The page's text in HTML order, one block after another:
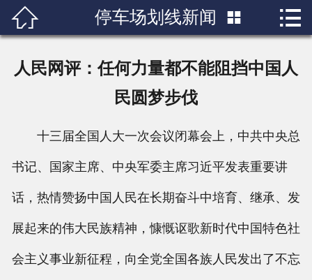
 首页
成功案例
行业知识
人才招聘
 停车场划线新闻  
人民网评：任何力量都不能阻挡中国人
民圆梦步伐
十三届全国人大一次会议闭幕会上，中共中央总
书记、国家主席、中央军委主席习近平发表重要讲
话，热情赞扬中国人民在长期奋斗中培育、继承、发
展起来的伟大民族精神，慷慨讴歌新时代中国特色社
会主义事业新征程，向全党全国各族人民发出了不忘